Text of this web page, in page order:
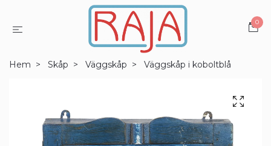
0
Hem Skåp Väggskåp Väggskåp i koboltblå